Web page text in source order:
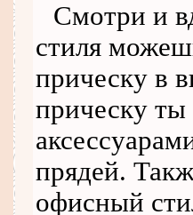
Смотри и
стиля
прическу в
прическу
прядей.
офисный